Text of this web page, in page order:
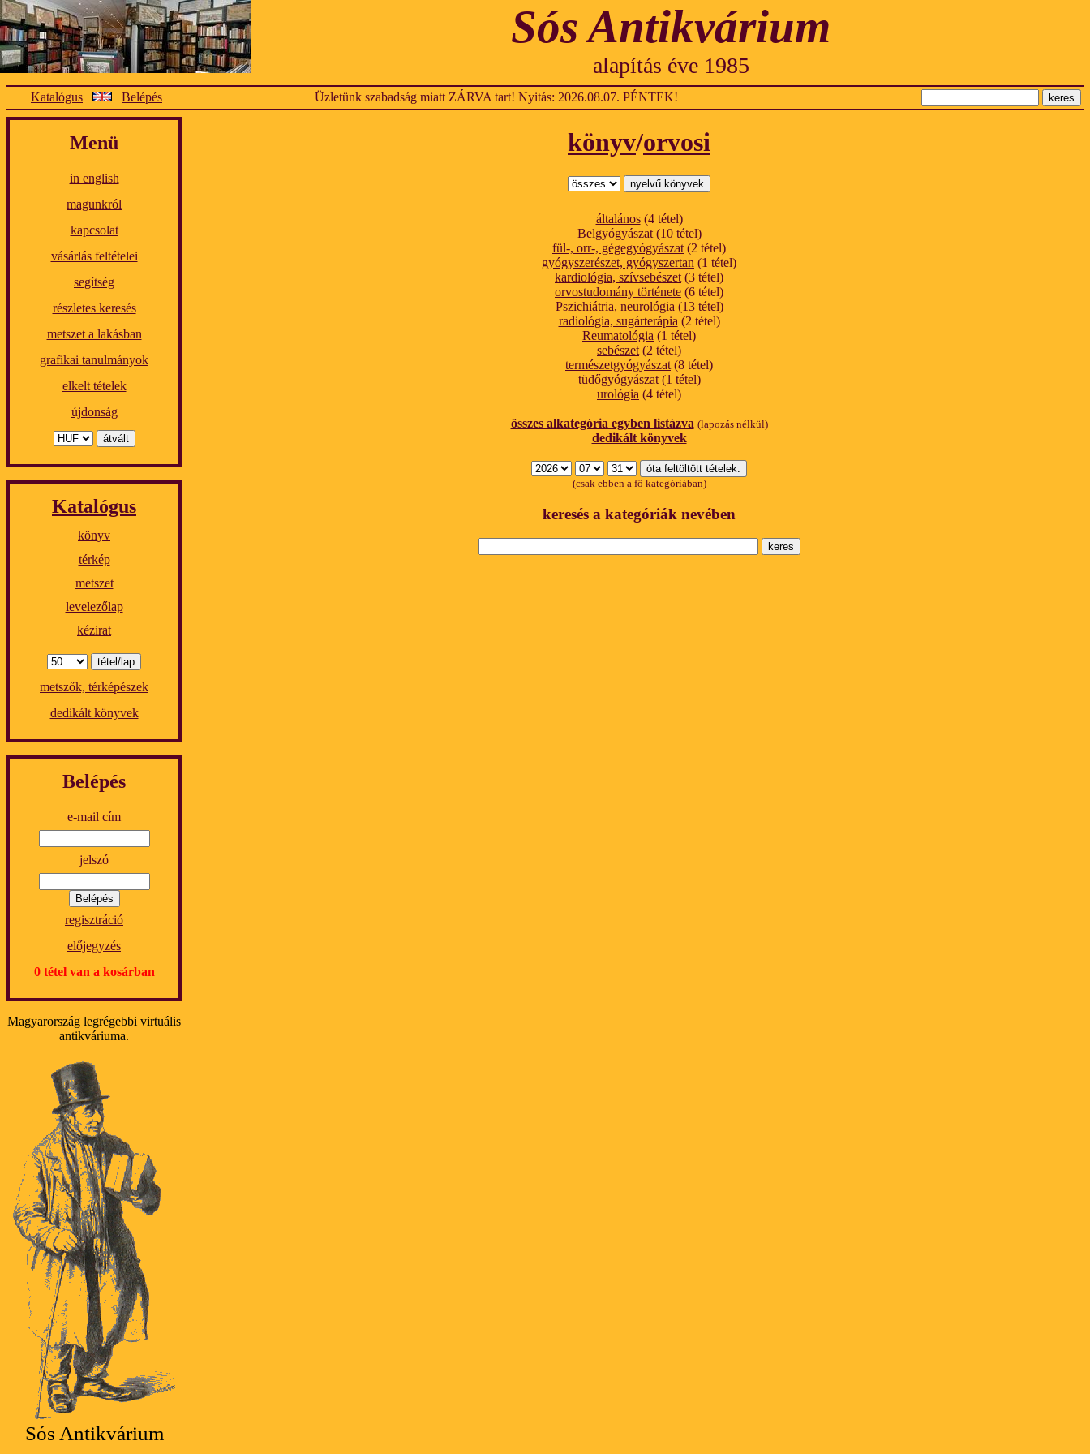
Sós Antikvárium
alapítás éve 1985
Katalógus Belépés Üzletünk szabadság miatt ZÁRVA tart! Nyitás: 2026.08.07. PÉNTEK!
Menü
in english
magunkról
kapcsolat
vásárlás feltételei
segítség
részletes keresés
metszet a lakásban
grafikai tanulmányok
elkelt tételek
újdonság
Katalógus
könyv
térkép
metszet
levelezőlap
kézirat
metszők, térképészek
dedikált könyvek
Belépés
e-mail cím
jelszó
regisztráció
előjegyzés
0 tétel van a kosárban
Magyarország legrégebbi virtuális
antikváriuma.
Sós Antikvárium
könyv/orvosi
általános(4 tétel)
Belgyógyászat(10 tétel)
fül-, orr-, gégegyógyászat (2 tétel)
gyógyszerészet, gyógyszertan (1 tétel)
kardiológia, szívsebészet (3 tétel)
orvostudomány története (6 tétel)
Pszichiátria, neurológia (13 tétel)
radiológia, sugárterápia (2 tétel)
Reumatológia (1 tétel)
sebészet (2 tétel)
természetgyógyászat (8 tétel)
tüdőgyógyászat(1 tétel)
urológia (4 tétel)
összes alkategória egyben listázva (lapozás nélkül)
dedikált könyvek
(csak ebben a fő kategóriában)
keresés a kategóriák nevében